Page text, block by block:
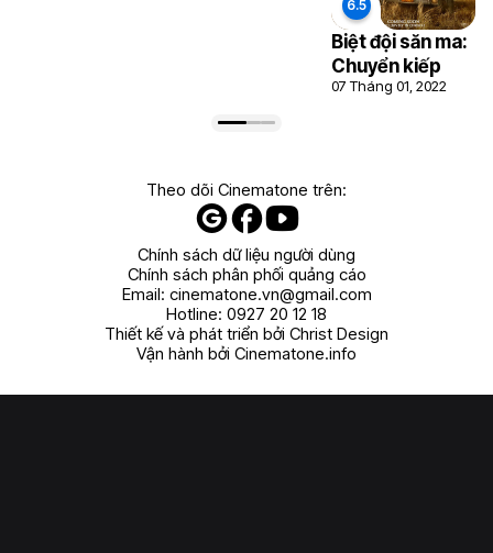
Biệt đội săn ma:
Chuyển kiếp
07 Tháng 01, 2022
Theo dõi Cinematone trên:
Chính sách dữ liệu người dùng
Chính sách phân phối quảng cáo
Email: cinematone.vn@gmail.com
Hotline: 0927 20 12 18
Thiết kế và phát triển bởi Christ Design
Vận hành bởi Cinematone.info